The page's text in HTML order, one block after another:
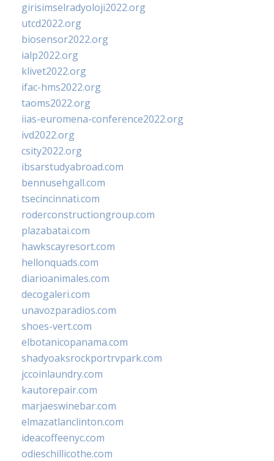
girisimselradyoloji2022.org
utcd2022.org
biosensor2022.org
ialp2022.org
klivet2022.org
ifac-hms2022.org
taoms2022.org
iias-euromena-conference2022.org
ivd2022.org
csity2022.org
ibsarstudyabroad.com
bennusehgall.com
tsecincinnati.com
roderconstructiongroup.com
plazabatai.com
hawkscayresort.com
hellonquads.com
diarioanimales.com
decogaleri.com
unavozparadios.com
shoes-vert.com
elbotanicopanama.com
shadyoaksrockportrvpark.com
jccoinlaundry.com
kautorepair.com
marjaeswinebar.com
elmazatlanclinton.com
ideacoffeenyc.com
odieschillicothe.com